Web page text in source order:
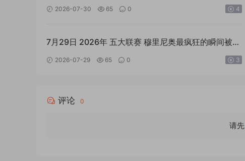
语MP4足球素材
2026-07-30 65 0 4
7月29日 2026年 五大联赛 穆里尼奥最疯狂的瞬间被镜
头捕捉 外语MP4足球素材
2026-07-29 65 0 3
评论 0
请先